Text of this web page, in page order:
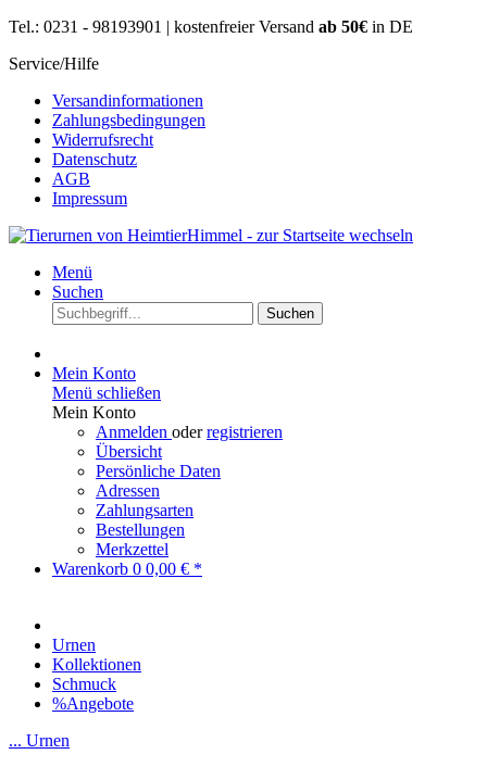
Tel.: 0231 - 98193901 | kostenfreier Versand ab 50€ in DE
Service/Hilfe
Versandinformationen
Zahlungsbedingungen
Widerrufsrecht
Datenschutz
AGB
Impressum
Menü
Suchen
Suchen
Mein Konto
Menü schließen
Mein Konto
Anmelden oderregistrieren
Übersicht
Persönliche Daten
Adressen
Zahlungsarten
Bestellungen
Merkzettel
Warenkorb 0 0,00 € *
Urnen
Kollektionen
Schmuck
%Angebote
... Urnen